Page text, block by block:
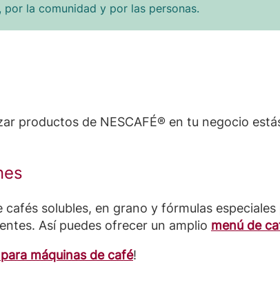
la comunidad y por las personas.
productos de NESCAFÉ® en tu negocio
solubles, en grano y fórmulas
Así puedes ofrecer un amplio menú de
máquinas de café!